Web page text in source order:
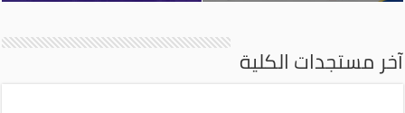
آخر مستجدات الكلية